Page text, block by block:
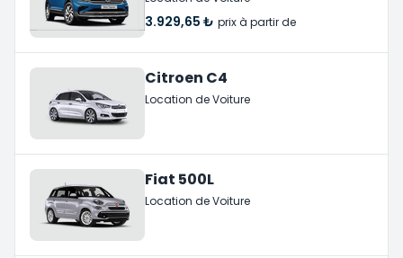
3.929,65 ₺ prix à partir de
Citroen C4
Location de Voiture
Fiat 500L
Location de Voiture